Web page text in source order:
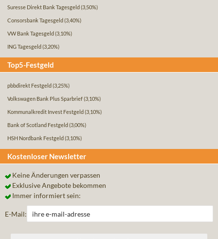
Suresse Direkt Bank Tagesgeld (3,50%)
Consorsbank Tagesgeld (3,40%)
VW Bank Tagesgeld (3,10%)
ING Tagesgeld (3,20%)
Top5-Festgeld
pbbdirekt Festgeld (3,25%)
Volkswagen Bank Plus Sparbrief(3,10%)
Kommunalkredit Invest Festgeld (3,10%)
Bank of Scotland Festgeld (3,00%)
HSH Nordbank Festgeld (3,10%)
Kostenloser Newsletter
Keine Änderungen verpassen
Exklusive Angebote bekommen
Immer informiert sein:
E-Mail: